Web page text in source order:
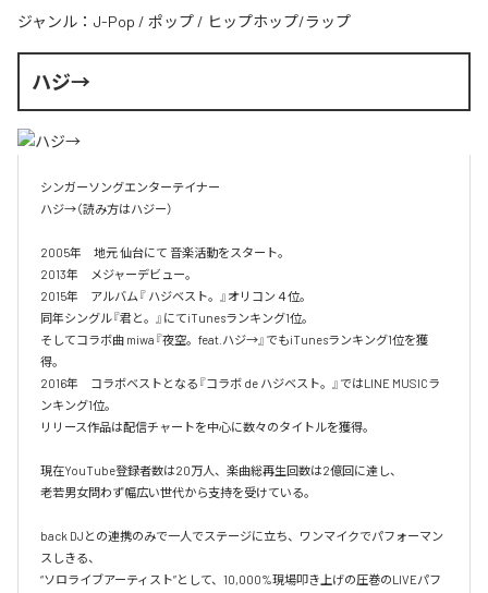
ジャンル： J-Pop / ポップ / ヒップホップ/ラップ
ハジ→
シンガーソングエンターテイナー
ハジ→（読み方はハジー）
2005年　地元 仙台にて 音楽活動をスタート。
2013年　メジャーデビュー。
2015年　アルバム『 ハジベスト。』オリコン４位。
同年シングル『君と。』にてiTunesランキング1位。
そしてコラボ曲 miwa『夜空。feat.ハジ→』でもiTunesランキング1位を獲
得。
2016年　コラボベストとなる『コラボ de ハジベスト。』ではLINE MUSICラ
ンキング1位。
リリース作品は配信チャートを中心に数々のタイトルを獲得。
現在YouTube登録者数は20万人、楽曲総再生回数は2億回に達し、
老若男女問わず幅広い世代から支持を受けている。
back DJとの連携のみで一人でステージに立ち、ワンマイクでパフォーマン
スしきる、
“ソロライブアーティスト”として、10,000%現場叩き上げの圧巻のLIVEパフ